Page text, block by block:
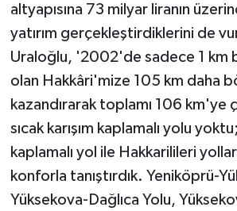
altyapısına 73 milyar liranın
yatırım gerçekleştirdiklerini de
Uraloğlu, '2002'de sadece 1 km
olan Hakkâri'mize 105 km daha
kazandırarak toplamı 106 km'ye
sıcak karışım kaplamalı yolu
kaplamalı yol ile Hakkarilileri
konforla tanıştırdık. Yeniköprü-
Yüksekova-Dağlıca Yolu,